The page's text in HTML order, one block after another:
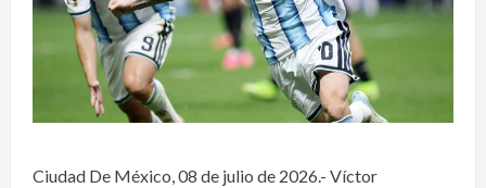
Ciudad De México, 08 de julio de 2026.- Víctor